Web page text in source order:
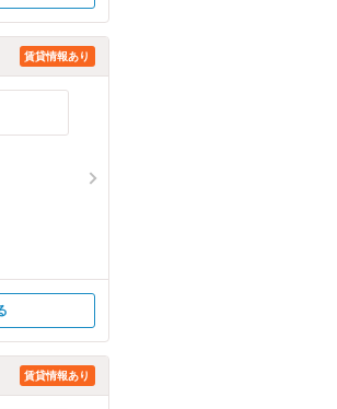
賃貸情報あり
賃貸情報あり